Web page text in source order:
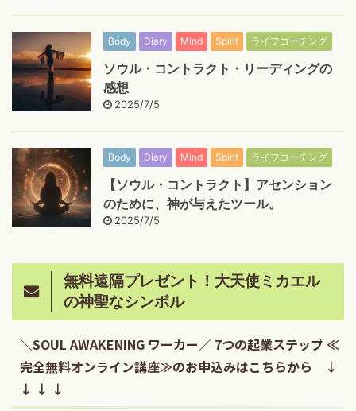
Body Diary Mind Spirit ライフコーチング
ソウル・コントラクト・リーディングの
感想
2025/7/5
Body Diary Mind Spirit ライフコーチング
【ソウル・コントラクト】アセンション
のために、神が与えたツール。
2025/7/5
無料遠隔プレゼント！大天使ミカエル
の神聖なシンボル
＼SOUL AWAKENING ワーカー／ 7つの起業ステップ ≪
完全無料オンライン講座≫のお申込みはこちらから ↓
↓ ↓ ↓